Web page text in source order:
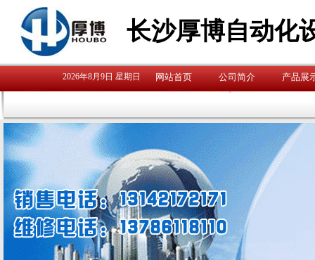
长沙厚博自动化
2026年8月9日 星期日 网站首页 公司简介 产品展